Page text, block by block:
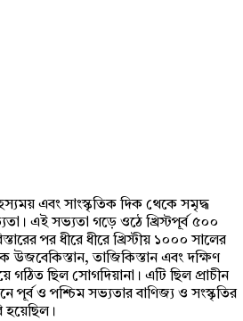
এবং সাংস্কৃতিক দিক থেকে সমৃদ্ধ
এই সভ্যতা গড়ে ওঠে খ্রিস্টপূর্ব ৫০০
পর ধীরে ধীরে খ্রিস্টীয় ১০০০ সালের
উজবেকিস্তান, তাজিকিস্তান এবং দক্ষিণ
গঠিত ছিল সোগদিয়ানা। এটি ছিল প্রাচীন
পূর্ব ও পশ্চিম সভ্যতার বাণিজ্য ও সংস্কৃতির
হয়েছিল।